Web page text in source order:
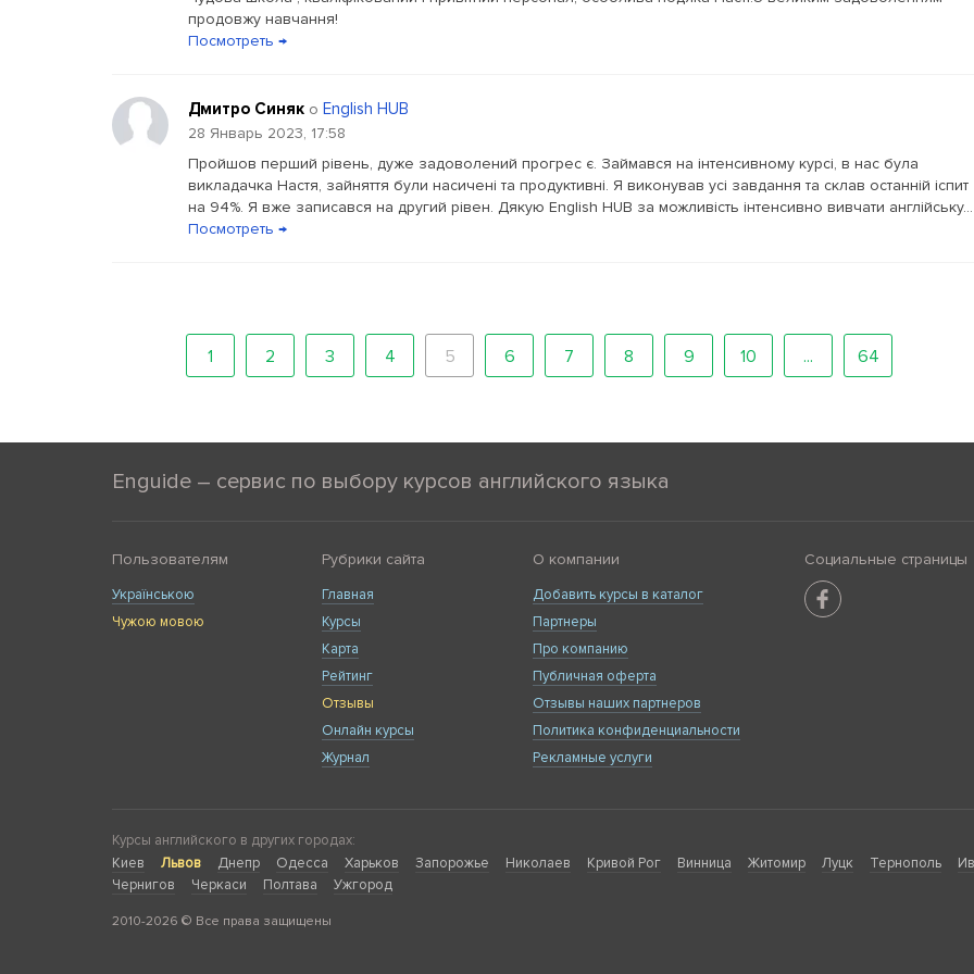
продовжу навчання!
Посмотреть →
Дмитро Синяк о English HUB
28 Январь 2023, 17:58
Пройшов перший рівень, дуже задоволений прогрес є. Займався на інтенсивному курсі, в нас була
викладачка Настя, зайняття були насичені та продуктивні. Я виконував усі завдання та склав останній іспит
на 94%. Я вже записався на другий рівен. Дякую English HUB за можливість інтенсивно вивчати англійську...
Посмотреть →
1 2 3 4 5 6 7 8 9 10 ... 64
Enguide – сервис по выбору курсов английского языка
Пользователям
Українською
Чужою мовою
Рубрики сайта
Главная
Курсы
Карта
Рейтинг
Отзывы
Онлайн курсы
Журнал
О компании
Добавить курсы в каталог
Партнеры
Про компанию
Публичная оферта
Отзывы наших партнеров
Политика конфиденциальности
Рекламные услуги
Социальные страницы
Курсы английского в других городах:
Киев
Львов Днепр Одесса Харьков Запорожье Николаев Кривой Рог Винница Житомир Луцк Тернополь
Чернигов
Черкаси Полтава Ужгород
2010-2026 © Все права защищены